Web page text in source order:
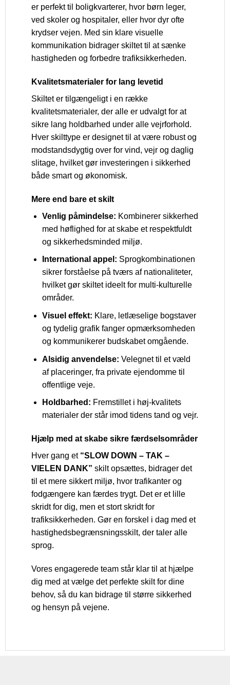
er perfekt til boligkvarterer, hvor børn leger,
ved skoler og hospitaler, eller hvor dyr ofte
krydser vejen. Med sin klare visuelle
kommunikation bidrager skiltet til at sænke
hastigheden og forbedre trafiksikkerheden.
Kvalitetsmaterialer for lang levetid
Skiltet er tilgængeligt i en række
kvalitetsmaterialer, der alle er udvalgt for at
sikre lang holdbarhed under alle vejrforhold.
Hver skilttype er designet til at være robust og
modstandsdygtig over for vind, vejr og daglig
slitage, hvilket gør investeringen i sikkerhed
både smart og økonomisk.
Mere end bare et skilt
Venlig påmindelse: Kombinerer sikkerhed
med høflighed for at skabe et respektfuldt
og sikkerhedsminded miljø.
International appel: Sprogkombinationen
sikrer forståelse på tværs af nationaliteter,
hvilket gør skiltet ideelt for multi-kulturelle
områder.
Visuel effekt: Klare, letlæselige bogstaver
og tydelig grafik fanger opmærksomheden
og kommunikerer budskabet omgående.
Alsidig anvendelse: Velegnet til et væld
af placeringer, fra private ejendomme til
offentlige veje.
Holdbarhed: Fremstillet i høj-kvalitets
materialer der står imod tidens tand og vejr.
Hjælp med at skabe sikre færdselsområder
Hver gang et “SLOW DOWN – TAK –
VIELEN DANK” skilt opsættes, bidrager det
til et mere sikkert miljø, hvor trafikanter og
fodgængere kan færdes trygt. Det er et lille
skridt for dig, men et stort skridt for
trafiksikkerheden. Gør en forskel i dag med et
hastighedsbegrænsningsskilt, der taler alle
sprog.
Vores engagerede team står klar til at hjælpe
dig med at vælge det perfekte skilt for dine
behov, så du kan bidrage til større sikkerhed
og hensyn på vejene.